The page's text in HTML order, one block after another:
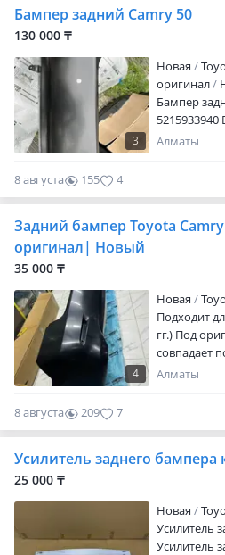
звонить
Бампер задний Camry 50
130 000 ₸
3
Новая
оригинал
Бампер
5215933940
in Japan;
Алматы
8 августа 155 4
Задний бампер Toyota
оригинал| Новый
35 000 ₸
4
Новая
Подходит
гг.) Под
совпадает
размеру
за
Алматы
8 августа 209 7
Усилитель заднего бампера
25 000 ₸
Новая
Усилитель
Усилитель